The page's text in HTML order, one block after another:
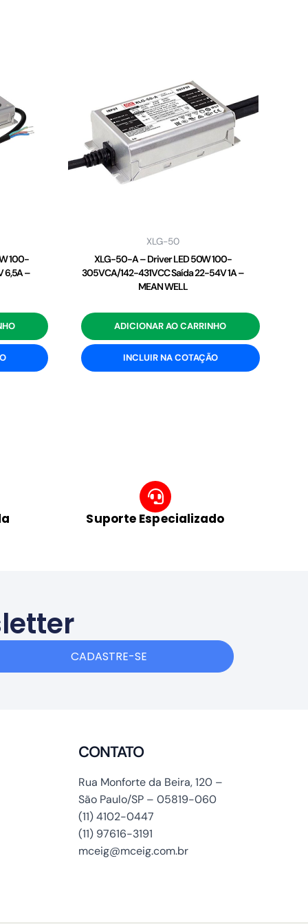
100-
6,5A –
XLG-50
XLG-50-A – Driver LED 50W 100-
305VCA/142-431VCC Saída 22-54V 1A –
MEAN WELL
ADICIONAR AO CARRINHO
INCLUIR NA COTAÇÃO
Suporte Especializado
CADASTRE-SE
CONTATO
Rua Monforte da Beira, 120 –
São Paulo/SP – 05819-060
(11) 4102-0447
(11) 97616-3191
mceig@mceig.com.br